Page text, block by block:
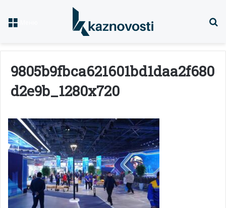
9805b9fbca621601bd1daa2f680
d2e9b_1280x720